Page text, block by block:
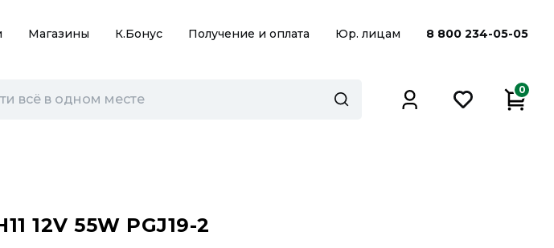
Магазины К.Бонус Получение и оплата Юр. лицам 8 800 234-05-05
0
12V 55W PGJ19-2